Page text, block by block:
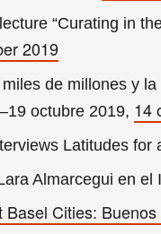
“Curating in
2019
de millones y
octubre 2019, 14
Latitudes for
Almarcegui en
Basel Cities: